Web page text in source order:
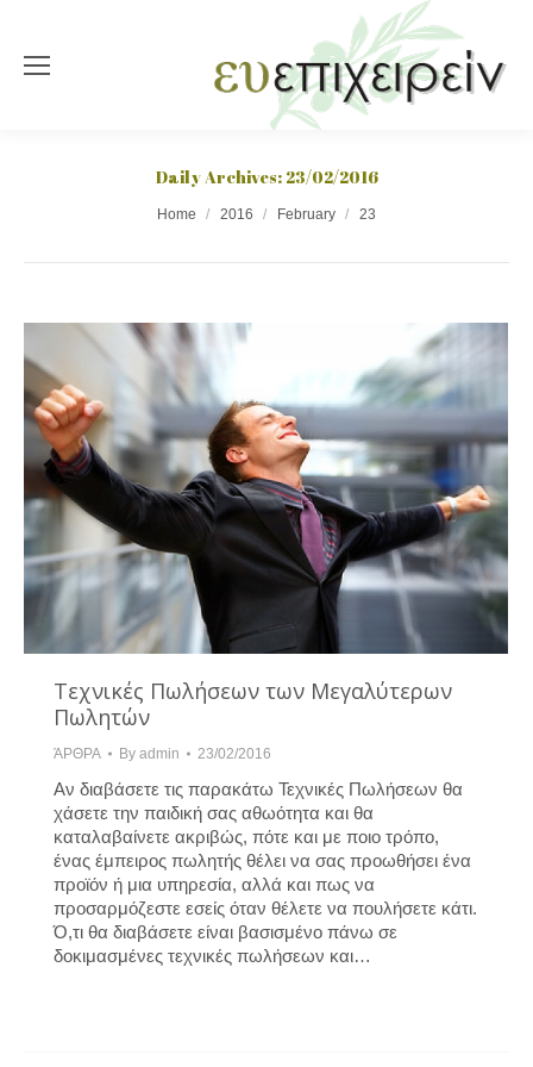
Daily Archives: 23/02/2016
Home 2016 February 23
Τεχνικές Πωλήσεων των Μεγαλύτερων
Πωλητών
ΆΡΘΡΑ By admin 23/02/2016
Αν διαβάσετε τις παρακάτω Τεχνικές Πωλήσεων θα
χάσετε την παιδική σας αθωότητα και θα
καταλαβαίνετε ακριβώς, πότε και με ποιο τρόπο,
ένας έμπειρος πωλητής θέλει να σας προωθήσει ένα
προϊόν ή μια υπηρεσία, αλλά και πως να
προσαρμόζεστε εσείς όταν θέλετε να πουλήσετε κάτι.
Ό,τι θα διαβάσετε είναι βασισμένο πάνω σε
δοκιμασμένες τεχνικές πωλήσεων και…